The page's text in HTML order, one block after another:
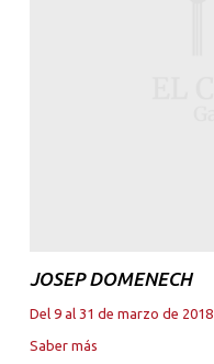
JOSEP DOMENECH
Del 9 al 31 de marzo de 2018
Saber más